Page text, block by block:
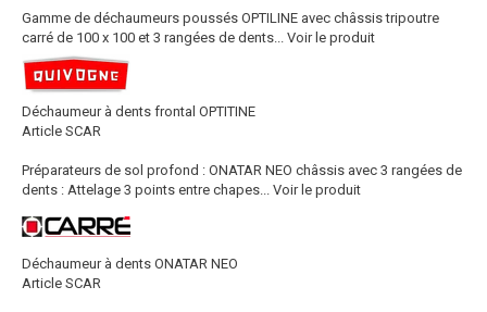
Gamme de déchaumeurs poussés OPTILINE avec châssis tripoutre
carré de 100 x 100 et 3 rangées de dents...
Voir le produit
Déchaumeur à dents frontal OPTITINE
Article SCAR
Préparateurs de sol profond : ONATAR NEO châssis avec 3 rangées de
dents : Attelage 3 points entre chapes...
Voir le produit
Déchaumeur à dents ONATAR NEO
Article SCAR